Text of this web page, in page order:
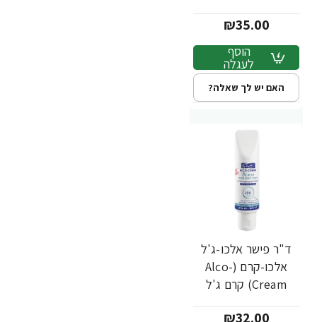
Fischer
₪35.00
הוסף
לעגלה
האם יש לך שאלה?
ד"ר פישר אלכו-ג'ל
אלכו-קרם (Alco-
Cream) קרם ג'ל
₪32.00